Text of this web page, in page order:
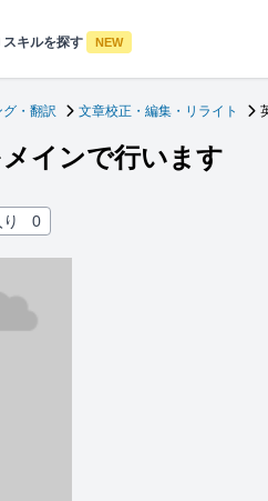
スキルを探す NEW
・翻訳 文章校正・編集・リライト
インで行います
0